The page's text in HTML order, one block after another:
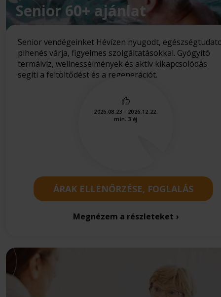
Senior 60+ ajánlat
Senior vendégeinket Hévízen nyugodt,
pihenés várja, figyelmes szolgáltatásokkal. Gyógyító
termálvíz, wellnessélmények és aktív kikapcsolódás
segíti a feltöltődést és a regenerációt.
2026.08.23 - 2026.12.22.
min. 3 éj
ÁRAK ELLENŐRZÉSE, FOGLALÁS
Megnézem a részleteket